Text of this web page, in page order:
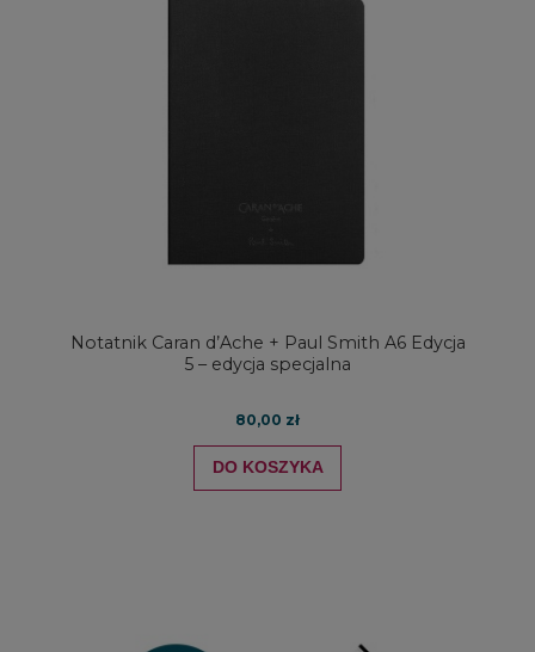
Notatnik Caran d’Ache + Paul Smith A6 Edycja
5 – edycja specjalna
80,00 zł
DO KOSZYKA